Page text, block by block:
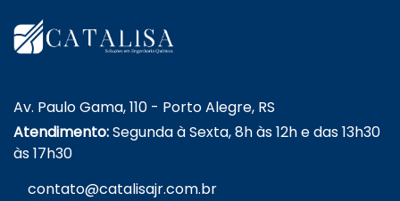
Av. Paulo Gama, 110 - Porto Alegre, RS
Atendimento:Segunda à Sexta, 8h às 12h e das 13h30
às 17h30
contato@catalisajr.com.br